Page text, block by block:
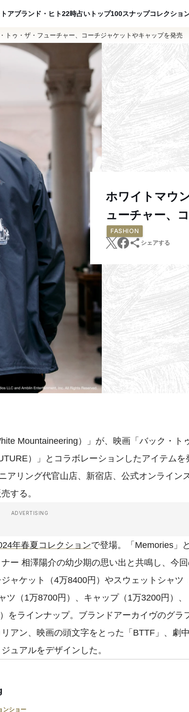
アブランド・ヒト22時占い トップ100スナップコレクショ
トゥ・ザ・フューチャー、コーチジャケットやキャップを発売
ホワイトマウ
ューチャー、
FASHION
シェアする
Mountaineering）」が、映画「バック・ト
）」とコラボレーションしたアイテムを
アリング代官山店、新宿店、公式オンライン
する。
ADVERTISING
年春夏コレクションで登場。「Memories」
ー 相澤陽介の幼少期の思い出と共鳴し、今回
ャケット（4万8400円）やスウェットシャツ
ツ（1万8700円）、キャップ（1万3200円）、
をラインナップ。ブランドアーカイヴのグラ
アン、映画の頭文字をとった「BTTF」、劇
ュアルをデザインした。
ンショー